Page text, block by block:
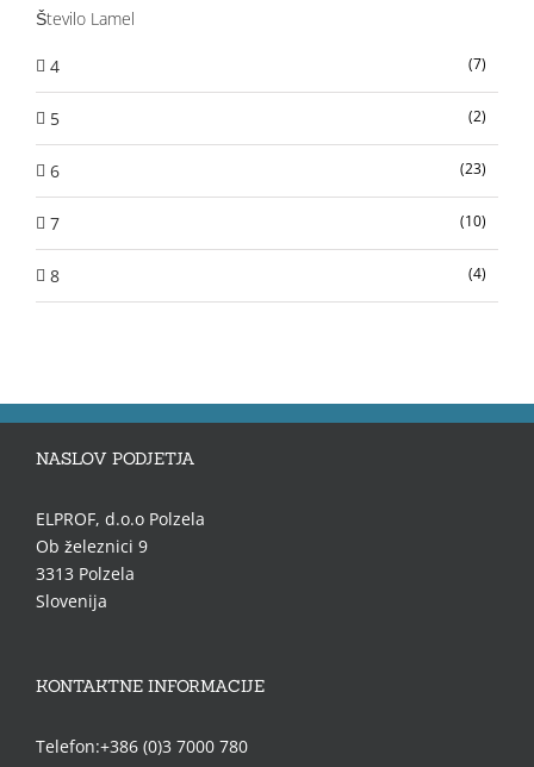
Število Lamel
4 (7)
5 (2)
6 (23)
7 (10)
8 (4)
NASLOV PODJETJA
ELPROF, d.o.o Polzela
Ob železnici 9
3313 Polzela
Slovenija
KONTAKTNE INFORMACIJE
Telefon:+386 (0)3 7000 780